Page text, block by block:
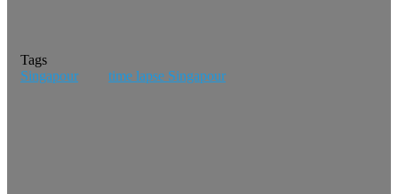
Tags
Singapour
time lapse Singapour